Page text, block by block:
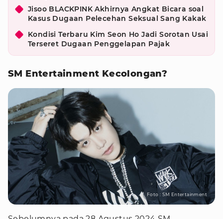
Jisoo BLACKPINK Akhirnya Angkat Bicara soal
Kasus Dugaan Pelecehan Seksual Sang Kakak
Kondisi Terbaru Kim Seon Ho Jadi Sorotan Usai
Terseret Dugaan Penggelapan Pajak
SM Entertainment Kecolongan?
Foto : SM Entertainment